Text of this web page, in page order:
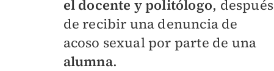
el docente y politólogo, después
de recibir una denuncia de
acoso sexual por parte de una
alumna.